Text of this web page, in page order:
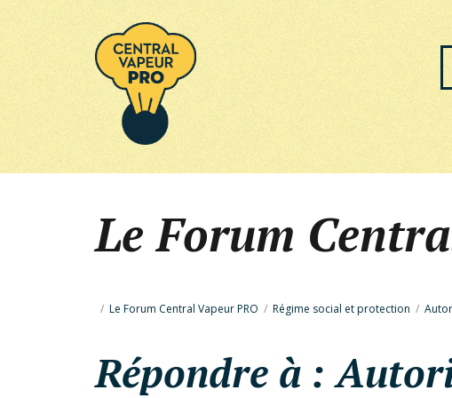
Le Forum
/ Le Forum Central Vapeur PRO / Régime social et protection /
Répondre à :